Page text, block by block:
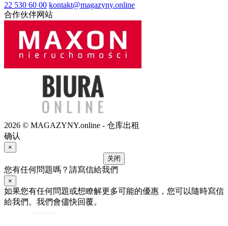
22 530 60 00 kontakt@magazyny.online
合作伙伴网站
2026 © MAGAZYNY.online - 仓库出租
确认
×
关闭
您有任何問題嗎？請寫信給我們
×
如果您有任何問題或想瞭解更多可能的優惠，您可以隨時寫信
給我們。我們會儘快回覆。